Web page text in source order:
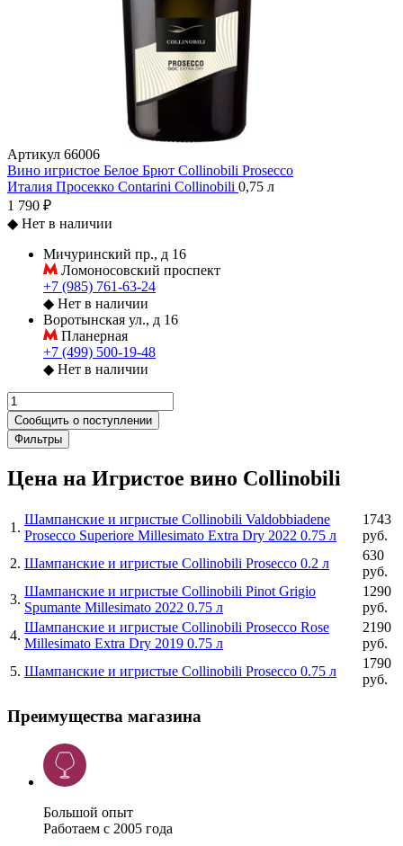
Артикул 66006
Вино игристое Белое Брют Collinobili Prosecco
Италия Просекко Contarini Collinobili 0,75 л
1 790 ₽
◆ Нет в наличии
Мичуринский пр., д 16
Ломоносовский проспект
+7 (985) 761-63-24
◆ Нет в наличии
Воротынская ул., д 16
Планерная
+7 (499) 500-19-48
◆ Нет в наличии
Сообщить о поступлении
Фильтры
Цена на Игристое вино Collinobili
1 .
Шампанские и игристые Collinobili Valdobbiadene
Prosecco Superiore Millesimato Extra Dry 2022 0.75 л
1743
руб.
2. Шампанские и игристые Collinobili Prosecco 0.2 л
630
руб.
3.
Шампанские и игристые Collinobili Pinot Grigio
Spumante Millesimato 2022 0.75 л
1290
руб.
4.
Шампанские и игристые Collinobili Prosecco Rose
Millesimato Extra Dry 2019 0.75 л
2190
руб.
5. Шампанские и игристые Collinobili Prosecco 0.75 л
1790
руб.
Преимущества магазина
Большой опыт
Работаем с 2005 года